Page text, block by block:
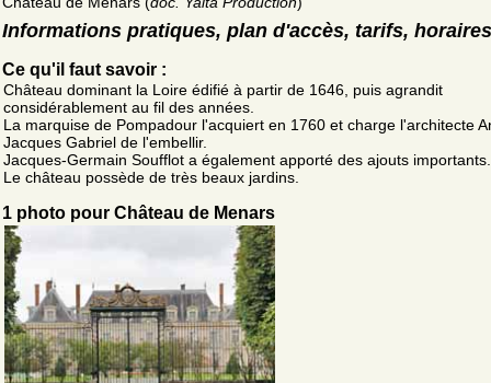
Informations pratiques, plan d'accès, tarifs, horaires
Ce qu'il faut savoir :
Château dominant la Loire édifié à partir de 1646, puis agrandit
considérablement au fil des années.
La marquise de Pompadour l'acquiert en 1760 et charge l'architecte
Jacques Gabriel de l'embellir.
Jacques-Germain Soufflot a également apporté des ajouts importants.
Le château possède de très beaux jardins.
1 photo pour Château de Menars